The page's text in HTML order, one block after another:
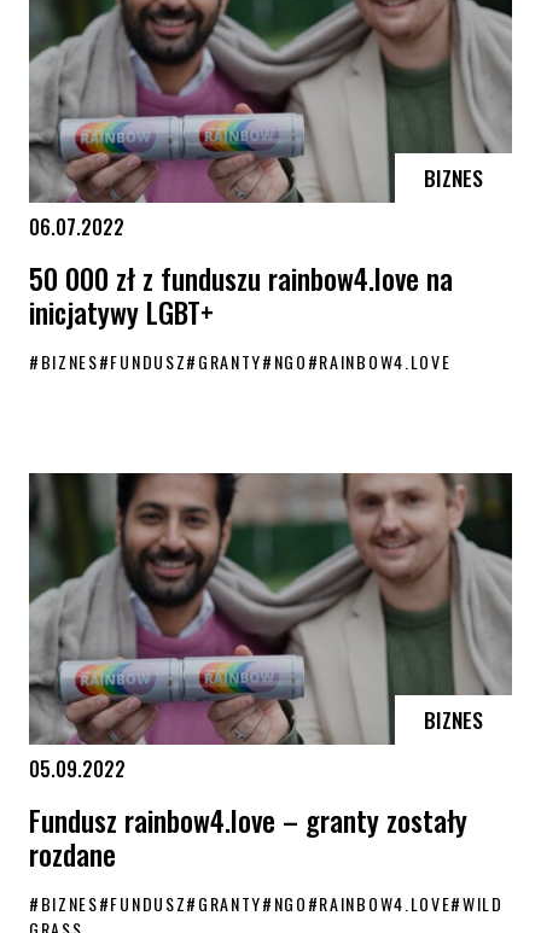
BIZNES
06.07.2022
50 000 zł z funduszu rainbow4.love na
inicjatywy LGBT+
#BIZNES#FUNDUSZ#GRANTY#NGO#RAINBOW4.LOVE
BIZNES
05.09.2022
Fundusz rainbow4.love – granty zostały
rozdane
#BIZNES#FUNDUSZ#GRANTY#NGO#RAINBOW4.LOVE#WILD